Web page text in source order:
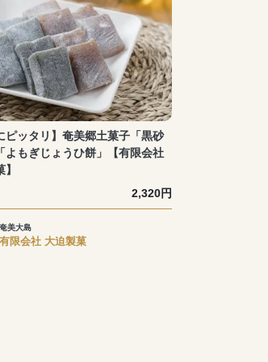
ピッタリ】奄美郷土菓子「黒砂
よもぎじょうひ餅」【有限会社
2,320円
奄美大島
有限会社 大迫製菓